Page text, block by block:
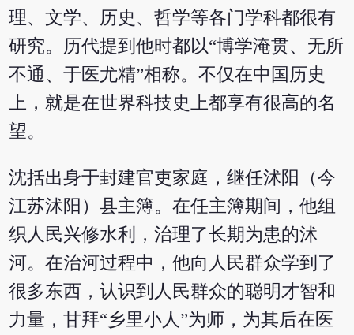
理、文学、历史、哲学等各门学科都很有
研究。历代提到他时都以“博学淹贯、无所
不通、于医尤精”相称。不仅在中国历史
上，就是在世界科技史上都享有很高的名
望。
沈括出身于封建官吏家庭，继任沭阳（今
江苏沭阳）县主簿。在任主簿期间，他组
织人民兴修水利，治理了长期为患的沭
河。在治河过程中，他向人民群众学到了
很多东西，认识到人民群众的聪明才智和
力量，甘拜“乡里小人”为师，为其后在医